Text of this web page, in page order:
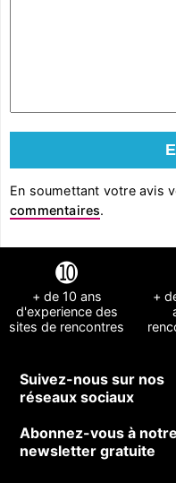
En soumettant votre avis
commentaires.
➓
+ de 10 ans
d'experience des
sites de rencontres
+
Suivez-nous sur nos
réseaux sociaux
Abonnez-vous à notre
newsletter gratuite